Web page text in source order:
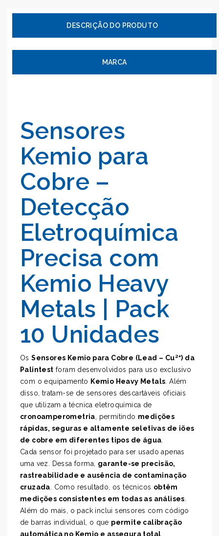
MARCA
Sensores
Kemio para
Cobre –
Detecção
Eletroquímica
Precisa com
Kemio Heavy
Metals | Pack
10 Unidades
OsSensores Kemio para Cobre (Lead – Cu²⁺) da
Palintest foram desenvolvidos para uso exclusivo
com o equipamento Kemio Heavy Metals . Além
disso, tratam-se de sensores descartáveis oficiais
que utilizam a técnica eletroquímica de
cronoamperometria , permitindo medições
rápidas, seguras e altamente seletivas de iões
de cobre em diferentes tipos de água
Cada sensor foi projetado para ser usado apenas
uma vez. Dessa forma, garante-se precisão,
rastreabilidade e ausência de contaminação
cruzada . Como resultado, os técnicos obtêm
medições consistentes em todas as análises
Além do mais, o pack inclui sensores com código
de barras individual, o que permite calibração
automática no Kemio e assegura total